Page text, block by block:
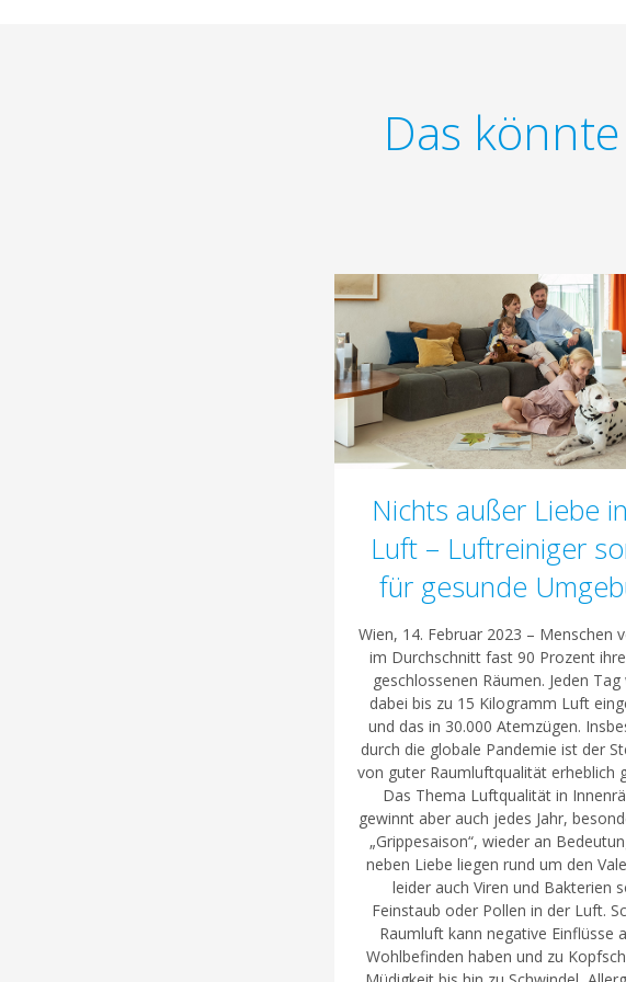
Das
Nichts außer Liebe
Luft – Luftreiniger
für gesunde
Wien, 14. Februar 2023 – Menschen
im Durchschnitt fast 90 Prozent
geschlossenen Räumen. Jeden
dabei bis zu 15 Kilogramm Luft
und das in 30.000 Atemzügen.
durch die globale Pandemie ist der
von guter Raumluftqualität erheblich
Das Thema Luftqualität in
gewinnt aber auch jedes Jahr,
„Grippesaison“, wieder an
neben Liebe liegen rund um den
leider auch Viren und Bakterien
Feinstaub oder Pollen in der Luft.
Raumluft kann negative Einflüsse
Wohlbefinden haben und zu